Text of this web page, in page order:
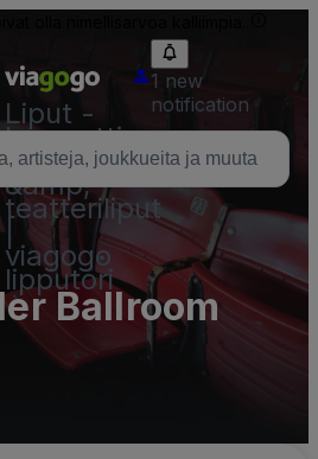
Liput -
konsertti,
urheilu
&amp;
teatteriliput
viagogo
lipputori
1 new
notification
Ballroom